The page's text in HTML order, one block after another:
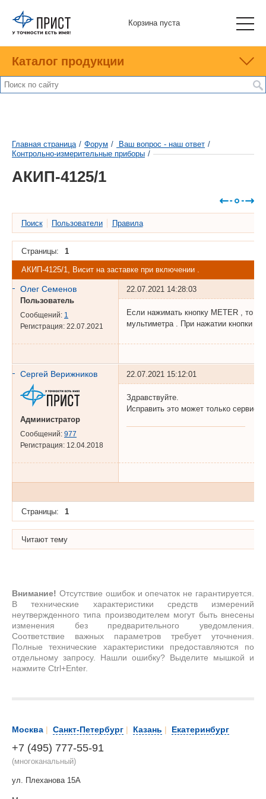
Корзина пуста
Каталог продукции
Главная страница / Форум / Ваш вопрос - наш ответ /
Контрольно-измерительные приборы /
АКИП-4125/1
Поиск Пользователи Правила
Страницы: 1
АКИП-4125/1, Висит на заставке при включении .
Олег Семенов
Пользователь
Сообщений: 1
Регистрация: 22.07.2021
22.07.2021 14:28:03
Если нажимать кнопку METER , то
мультиметра . При нажатии кнопки
Сергей Верижников
Администратор
Сообщений: 977
Регистрация: 12.04.2018
22.07.2021 15:12:01
Здравствуйте.
Исправить это может только
Страницы: 1
Читают тему
Внимание! Отсутствие ошибок и опечаток не гарантируется.
В технические характеристики средств измерений
неутвержденного типа производителем могут быть внесены
изменения без предварительного уведомления.
Соответствие важных параметров требует уточнения.
Полные технические характеристики предоставляются по
отдельному запросу. Нашли ошибку? Выделите мышкой и
нажмите Ctrl+Enter.
Москва | Санкт-Петербург | Казань | Екатеринбург
+7 (495) 777-55-91
(многоканальный)
ул. Плеханова 15А